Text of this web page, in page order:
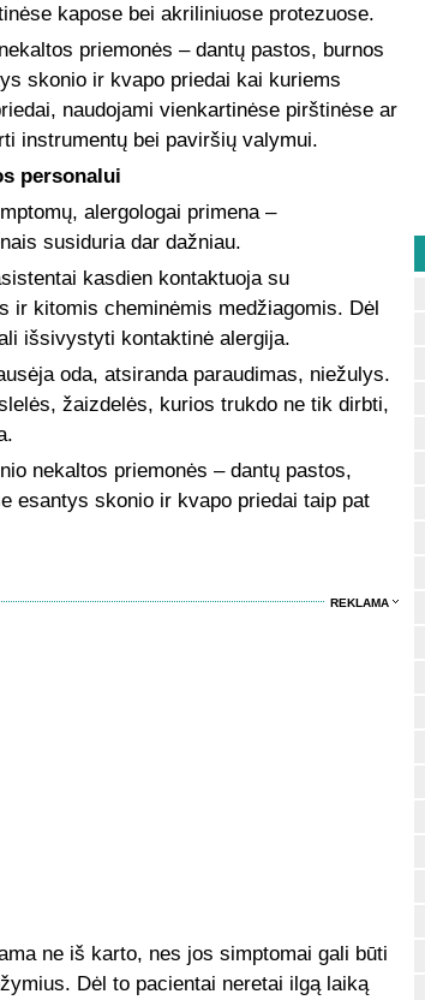
kapose bei akriliniuose protezuose.
priemonės – dantų pastos, burnos
skonio ir kvapo priedai kai kuriems
naudojami vienkartinėse pirštinėse ar
instrumentų bei paviršių valymui.
personalui
alergologai primena –
susiduria dar dažniau.
kasdien kontaktuoja su
ir kitomis cheminėmis medžiagomis. Dėl
išsivystyti kontaktinė alergija.
oda, atsiranda paraudimas, niežulys.
žaizdelės, kurios trukdo ne tik dirbti,
nekaltos priemonės – dantų pastos,
esantys skonio ir kvapo priedai taip pat
REKLAMA
ne iš karto, nes jos simptomai gali būti
Dėl to pacientai neretai ilgą laiką